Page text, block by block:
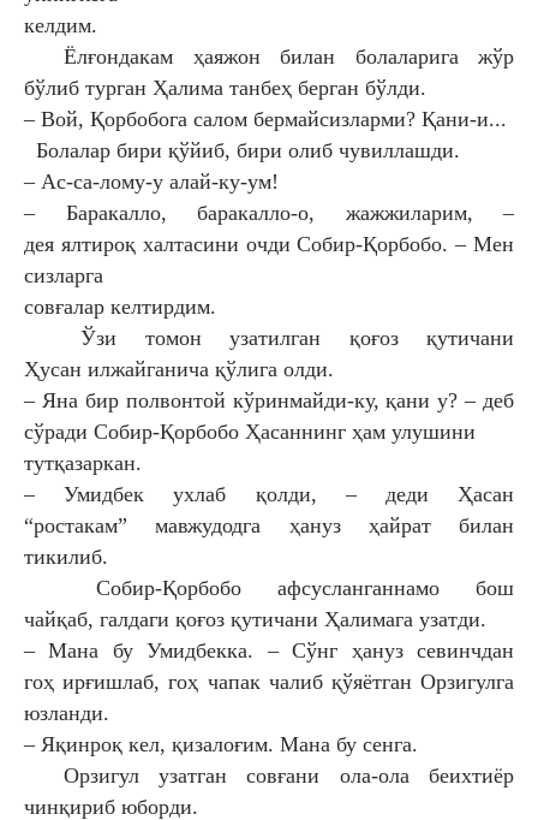
келдим.
Ёлғондакам ҳаяжон билан болаларига жўр
бўлиб турган Ҳалима танбеҳ берган бўлди.
– Вой, Қорбобога салом бермайсизларми? Қани-и...
Болалар бири қўйиб, бири олиб чувиллашди.
– Ас-са-лому-у алай-ку-ум!
– Баракалло, баракалло-о, жажжиларим, –
дея ялтироқ халтасини очди Собир-Қорбобо. – Мен
сизларга
совғалар келтирдим.
Ўзи томон узатилган қоғоз қутичани
Ҳусан илжайганича қўлига олди.
– Яна бир полвонтой кўринмайди-ку, қани у? – деб
сўради Собир-Қорбобо Ҳасаннинг ҳам улушини
тутқазаркан.
– Умидбек ухлаб қолди, – деди Ҳасан
“ростакам”мавжудодга ҳануз ҳайрат билан
тикилиб.
Собир-Қорбобо афсусланганнамо бош
чайқаб, галдаги қоғоз қутичани Ҳалимага узатди.
– Мана бу Умидбекка. – Сўнг ҳануз севинчдан
гоҳирғишлаб, гоҳ чапак чалиб қўяётган Орзигулга
юзланди.
– Яқинроқ кел, қизалоғим. Мана бу сенга.
Орзигул узатган совғани ола-ола беихтиёр
чинқириб юборди.